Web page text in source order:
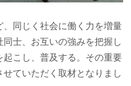
同じく社会に働く力を増量
士、お互いの強みを把握し
こし、普及する。その重要
ていただく取材となりまし